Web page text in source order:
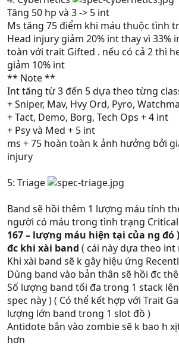
Tăng 50 hp và 3 -> 5 int
Ms tăng 75 điểm khi máu thuộc tình
Head injury giảm 20% int thay vì 33%
toàn với trait Gifted . nếu có cả 2 thì
giảm 10% int
** Note **
Int tăng từ 3 đến 5 dựa theo từng
+ Sniper, Mav, Hvy Ord, Pyro,
+ Tact, Demo, Borg, Tech Ops + 4 int
+ Psy và Med + 5 int
ms + 75 hoàn toàn k ảnh hưởng bởi
injury
5: Triage
Band sẽ hồi thêm 1 lượng máu tính
người có máu trong tình trạng
167 – lượng máu hiện tại của ng đó
đc khi xài band ( cái này dựa theo
Khi xài band sẽ k gây hiệu ứng
Dùng band vào bản thân sẽ hồi đc
Số lượng band tối đa trong 1 stack
spec này ) ( Có thể kết hợp với Trait
lượng lớn band trong 1 slot đồ )
Antidote bắn vào zombie sẽ k bao h
hơn